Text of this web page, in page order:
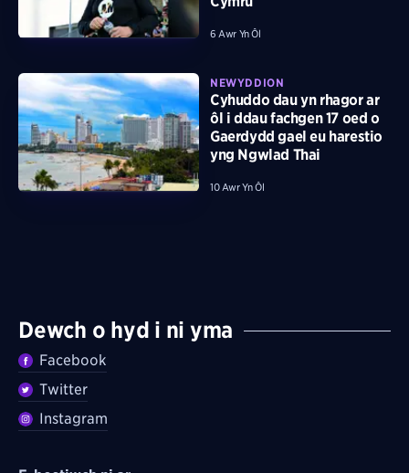
6 Awr Yn Ôl
NEWYDDION
Cyhuddo dau yn rhagor ar
ôl i ddau fachgen 17 oed o
Gaerdydd gael eu harestio
yng Ngwlad Thai
10 Awr Yn Ôl
Dewch o hyd i ni yma
Facebook
Twitter
Instagram